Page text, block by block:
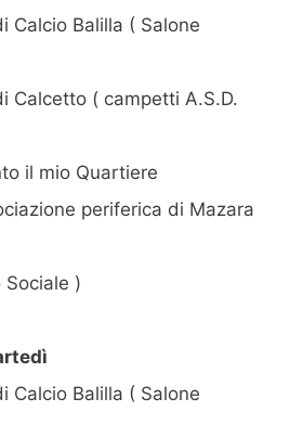
Calcio Balilla ( Salone
Calcetto ( campetti A.S.D.
il mio Quartiere
periferica di Mazara
Sociale )
Calcio Balilla ( Salone